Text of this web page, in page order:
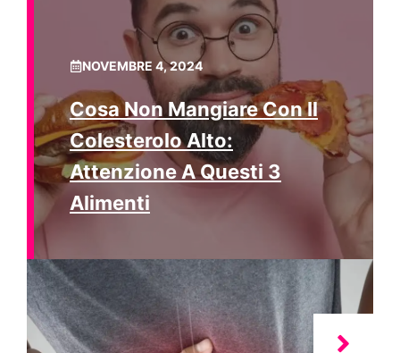
NOVEMBRE 4, 2024
Cosa Non Mangiare Con Il
Colesterolo Alto:
Attenzione A Questi 3
Alimenti